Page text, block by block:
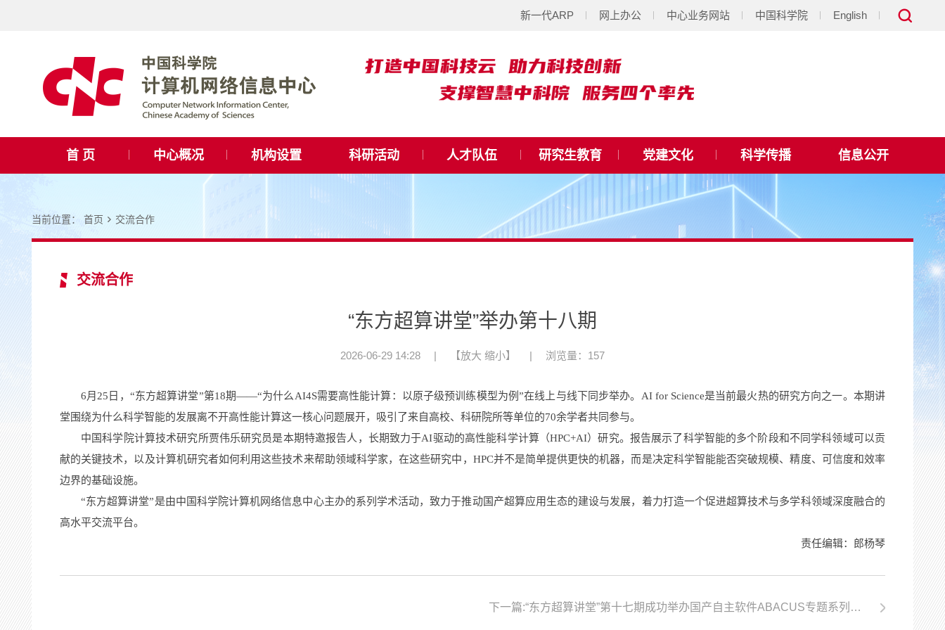
新一代ARP 网上办公 中心业务网站 中国科学院 English
首 页 中心概况 机构设置 科研活动 人才队伍 研究生教育 党建文化 科学传播 信息公开
当前位置： 首页 交流合作
交流合作
“东方超算讲堂”举办第十八期
2026-06-29 14:28 | 【放大 缩小】 | 浏览量：157
6月25日，“东方超算讲堂”第18期——“为什么AI4S需要高性能计算：以原子级预训练模型为例”在线上与线下同步举办。AI for Science是当前最火热的研究方向之一。本期讲
堂围绕为什么科学智能的发展离不开高性能计算这一核心问题展开，吸引了来自高校、科研院所等单位的70余学者共同参与。
中国科学院计算技术研究所贾伟乐研究员是本期特邀报告人 ，长期致力于AI驱动的高性能科学计算（HPC+AI）研究。 报告展示了科学智能的多个阶段和不同学科领域可以贡
献的关键技术，以及计算机研究者如何利用这些技术来帮助领域科学家，在这些研究中，HPC并不是简单提供更快的机器，而是决定科学智能能否突破规模、精度、可信度和效率
边界的基础设施。
“东方超算讲堂”是由中国科学院计算机网络信息中心主办的系列学术活动，致力于推动国产超算应用生态的建设与发展，着力打造一个促进超算技术与多学科领域深度融合的
高水平交流平台。
责任编辑：郎杨琴
下一篇:“东方超算讲堂”第十七期成功举办国产自主软件ABACUS专题系列讲座第三讲